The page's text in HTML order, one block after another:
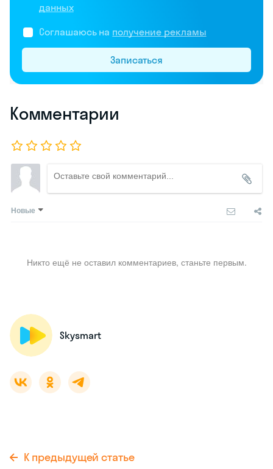
данных
Соглашаюсь на получение рекламы
Записаться
Комментарии
Новые
Никто ещё не оставил комментариев, станьте первым.
Skysmart
К предыдущей статье